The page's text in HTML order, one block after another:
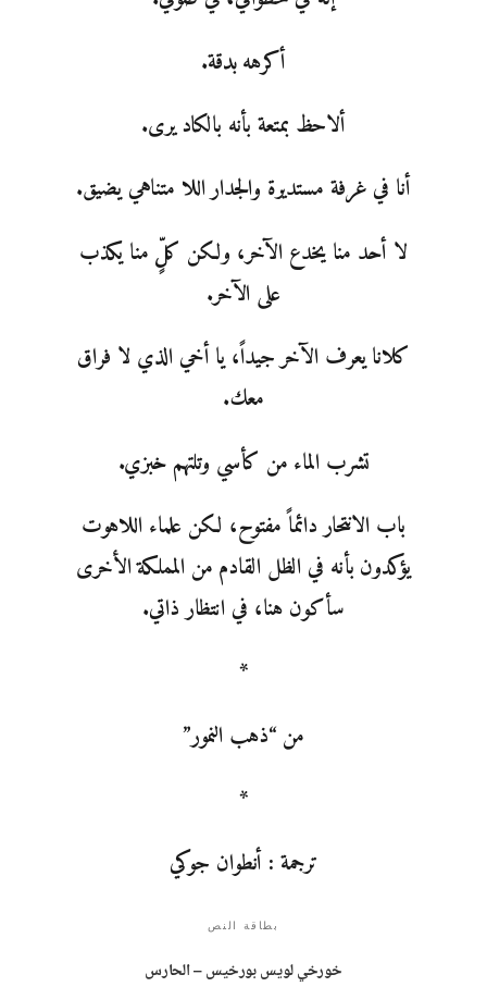
أكرهه بدقة.
ألاحظ بمتعة بأنه بالكاد يرى.
أنا في غرفة مستديرة والجدار اللا متناهي يضيق.
لا أحد منا يخدع الآخر، ولكن كلٍّ منا يكذب
على الآخر.
كلانا يعرف الآخر جيداً، يا أخي الذي لا فراق
معك.
تشرب الماء من كأسي وتلتهم خبزي.
باب الانتحار دائماً مفتوح، لكن علماء اللاهوت
يؤكدون بأنه في الظل القادم من المملكة الأخرى
سأكون هنا، في انتظار ذاتي.
*
من “ذهب النمور”
*
ترجمة : أنطوان جوكي
بطاقة النص
خورخي لويس بورخيس – الحارس